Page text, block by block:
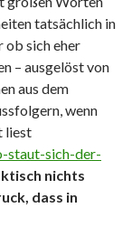
tatsächlich in
ob sich eher
– ausgelöst von
aus dem
wenn
liest
staut-sich-der-
nichts
dass in